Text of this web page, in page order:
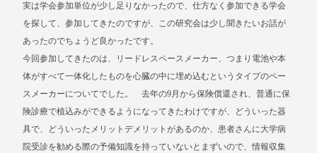
実は学会参加単位が少し足りなかったので、仕方なく参加できる学会
を探して、参加してきたのですが、この研究会は少し聞きたいお話が
あったのでちょうど良かったです。
今回参加してきたのは、リードレスペースメーカー、つまり電池や本
体がすべて一体化したものを心臓の中に埋め込むというタイプのペー
スメーカーについてでした。 去年の9月から保険償還され、普通に保
険診療で植込みができるようになってきたわけですが、どういった器
具で、どういったメリットデメリットがあるのか、患者さんに大学病
院受診を勧める際の予備知識を持っていないとまずいので、情報収集